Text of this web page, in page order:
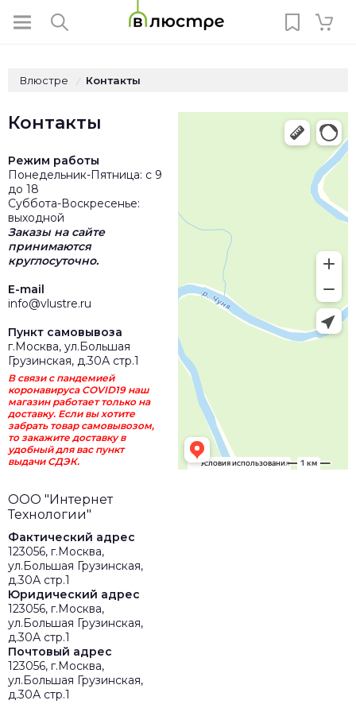
Влюстре / Контакты
Контакты
Режим работы
Понедельник-Пятница: с 9
до 18
Суббота-Воскресенье:
выходной
Заказы на сайте
принимаются
круглосуточно.
E-mail
info@vlustre.ru
Пункт самовывоза
г.Москва, ул.Большая
Грузинская, д.30А стр.1
В связи с пандемией
коронавируса COVID19 наш
магазин работает только на
доставку. Если вы хотите
забрать товар самовывозом,
то закажите доставку в
удобный для вас пункт
выдачи СДЭК.
ООО "Интернет
Технологии"
Фактический адрес
123056, г.Москва,
ул.Большая Грузинская,
д.30А стр.1
Юридический адрес
123056, г.Москва,
ул.Большая Грузинская,
д.30А стр.1
Почтовый адрес
123056, г.Москва,
ул.Большая Грузинская,
д.30А стр.1